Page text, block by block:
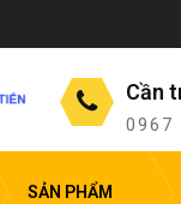
Cần
0967
SẢN PHẨM